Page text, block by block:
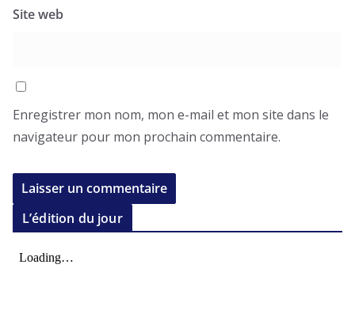
Site web
Enregistrer mon nom, mon e-mail et mon site dans le
navigateur pour mon prochain commentaire.
L’édition du jour